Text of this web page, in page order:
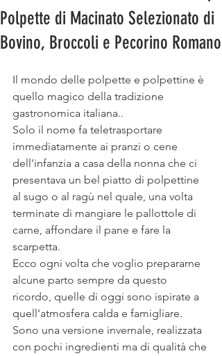
Polpette di Macinato Selezionato di
Bovino, Broccoli e Pecorino Romano
Il mondo delle polpette e polpettine è
quello magico della tradizione
gastronomica italiana..
Solo il nome fa teletrasportare
immediatamente ai pranzi o cene
dell'infanzia a casa della nonna che ci
presentava un bel piatto di polpettine
al sugo o al ragù nel quale, una volta
terminate di mangiare le pallottole di
carne, affondare il pane e fare la
scarpetta.
Ecco ogni volta che voglio prepararne
alcune parto sempre da questo
ricordo, quelle di oggi sono ispirate a
quell'atmosfera calda e famigliare.
Sono una versione invernale, realizzata
con pochi ingredienti ma di qualità che